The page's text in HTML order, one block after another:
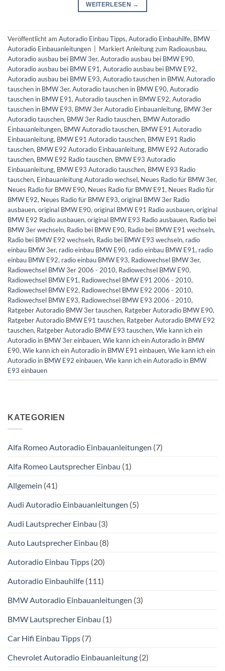
WEITERLESEN →
Veröffentlicht am Autoradio Einbau Tipps, Autoradio Einbauhilfe, BMW
Autoradio Einbauanleitungen
MarkiertAnleitung zum Radioausbau,
Autoradio ausbau bei BMW 3er, Autoradio ausbau bei BMW E90,
Autoradio ausbau bei BMW E91, Autoradio ausbau bei BMW E92,
Autoradio ausbau bei BMW E93, Autoradio tauschen in BMW, Autoradio
tauschen in BMW 3er, Autoradio tauschen in BMW E90, Autoradio
tauschen in BMW E91, Autoradio tauschen in BMW E92, Autoradio
tauschen in BMW E93, BMW 3er Autoradio Einbauanleitung, BMW 3er
Autoradio tauschen, BMW 3er Radio tauschen, BMW Autoradio
Einbauanleitungen, BMW Autoradio tauschen, BMW E91 Autoradio
Einbauanleitung, BMW E91 Autoradio tauschen, BMW E91 Radio
tauschen, BMW E92 Autoradio Einbauanleitung, BMW E92 Autoradio
tauschen, BMW E92 Radio tauschen, BMW E93 Autoradio
Einbauanleitung, BMW E93 Autoradio tauschen, BMW E93 Radio
tauschen, Einbauanleitung Autoradio wechsel, Neues Radio für BMW 3er,
Neues Radio für BMW E90, Neues Radio für BMW E91, Neues Radio für
BMW E92, Neues Radio für BMW E93, original BMW 3er Radio
ausbauen, original BMW E90, original BMW E91 Radio ausbauen, original
BMW E92 Radio ausbauen, original BMW E93 Radio ausbauen, Radio bei
BMW 3er wechseln, Radio bei BMW E90, Radio bei BMW E91 wechseln,
Radio bei BMW E92 wechseln, Radio bei BMW E93 wechseln, radio
einbau BMW 3er, radio einbau BMW E90, radio einbau BMW E91, radio
einbau BMW E92, radio einbau BMW E93, Radiowechsel BMW 3er,
Radiowechsel BMW 3er 2006 - 2010, Radiowechsel BMW E90,
Radiowechsel BMW E91, Radiowechsel BMW E91 2006 - 2010,
Radiowechsel BMW E92, Radiowechsel BMW E92 2006 - 2010,
Radiowechsel BMW E93, Radiowechsel BMW E93 2006 - 2010,
Ratgeber Autoradio BMW 3er tauschen, Ratgeber Autoradio BMW E90,
Ratgeber Autoradio BMW E91 tauschen, Ratgeber Autoradio BMW E92
tauschen, Ratgeber Autoradio BMW E93 tauschen, Wie kann ich ein
Autoradio in BMW 3er einbauen, Wie kann ich ein Autoradio in BMW
E90, Wie kann ich ein Autoradio in BMW E91 einbauen, Wie kann ich ein
Autoradio in BMW E92 einbauen, Wie kann ich ein Autoradio in BMW
E93 einbauen
KATEGORIEN
Alfa Romeo Autoradio Einbauanleitungen (7)
Alfa Romeo Lautsprecher Einbau (1)
Allgemein (41)
Audi Autoradio Einbauanleitungen (5)
Audi Lautsprecher Einbau (3)
Auto Lautsprecher Einbau (8)
Autoradio Einbau Tipps (20)
Autoradio Einbauhilfe (111)
BMW Autoradio Einbauanleitungen (3)
BMW Lautsprecher Einbau (1)
Car Hifi Einbau Tipps (7)
Chevrolet Autoradio Einbauanleitung (2)